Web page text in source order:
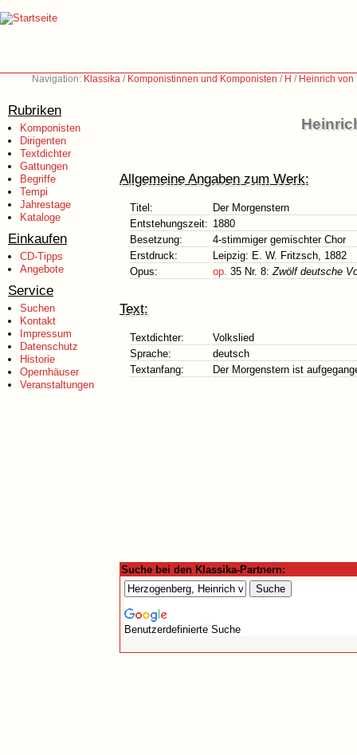
Navigation: Klassika / Komponistinnen und Komponisten / H / Heinrich
Rubriken
Komponisten
Dirigenten
Textdichter
Gattungen
Begriffe
Tempi
Jahrestage
Kataloge
Einkaufen
CD-Tipps
Angebote
Service
Suchen
Kontakt
Impressum
Datenschutz
Historie
Opernhäuser
Veranstaltungen
Allgemeine Angaben zum Werk:
Titel:
Der Morgenstern
Entstehungszeit: 1880
Besetzung:
4-stimmiger gemischter Chor
Erstdruck:
Leipzig: E. W. Fritzsch, 1882
Opus:
op. 35 Nr. 8:Zwölf deutsche
Text:
Textdichter:
Volkslied
Sprache:
deutsch
Textanfang:
Der Morgenstern ist
Suche bei den Klassika-Partnern:
Benutzerdefinierte Suche